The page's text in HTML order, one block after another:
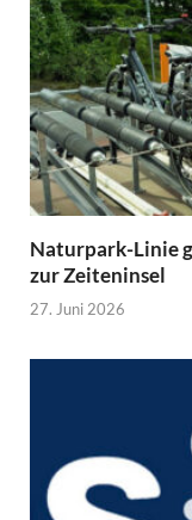
Naturpark-Linie
zur Zeiteninsel
27. Juni 2026